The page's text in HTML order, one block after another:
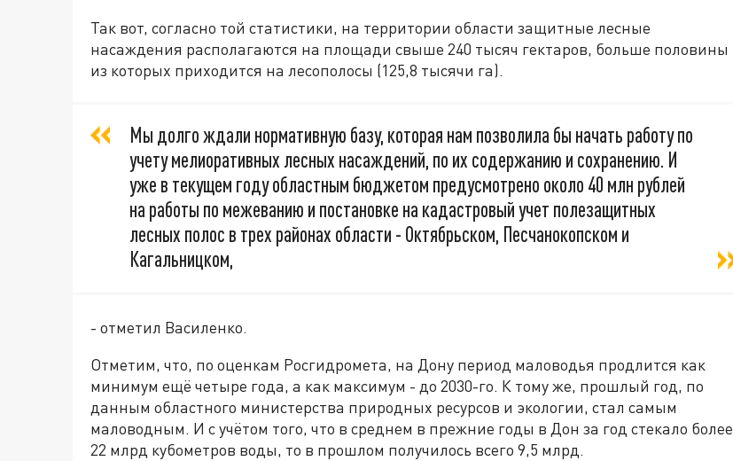
Так вот, согласно той статистики, на территории области защитные лесные
насаждения располагаются на площади свыше 240 тысяч гектаров, больше половины
из которых приходится на лесополосы (125,8 тысячи га).
Мы долго ждали нормативную базу, которая нам позволила бы начать работу по
учету мелиоративных лесных насаждений, по их содержанию и сохранению. И
уже в текущем году областным бюджетом предусмотрено около 40 млн рублей
на работы по межеванию и постановке на кадастровый учет полезащитных
лесных полос в трех районах области - Октябрьском, Песчанокопском и
Кагальницком,
- отметил Василенко.
Отметим, что, по оценкам Росгидромета, на Дону период маловодья продлится как
минимум ещё четыре года, а как максимум - до 2030-го. К тому же, прошлый год, по
данным областного министерства природных ресурсов и экологии, стал самым
маловодным. И с учётом того, что в среднем в прежние годы в Дон за год стекало более
22 млрд кубометров воды, то в прошлом получилось всего 9,5 млрд.